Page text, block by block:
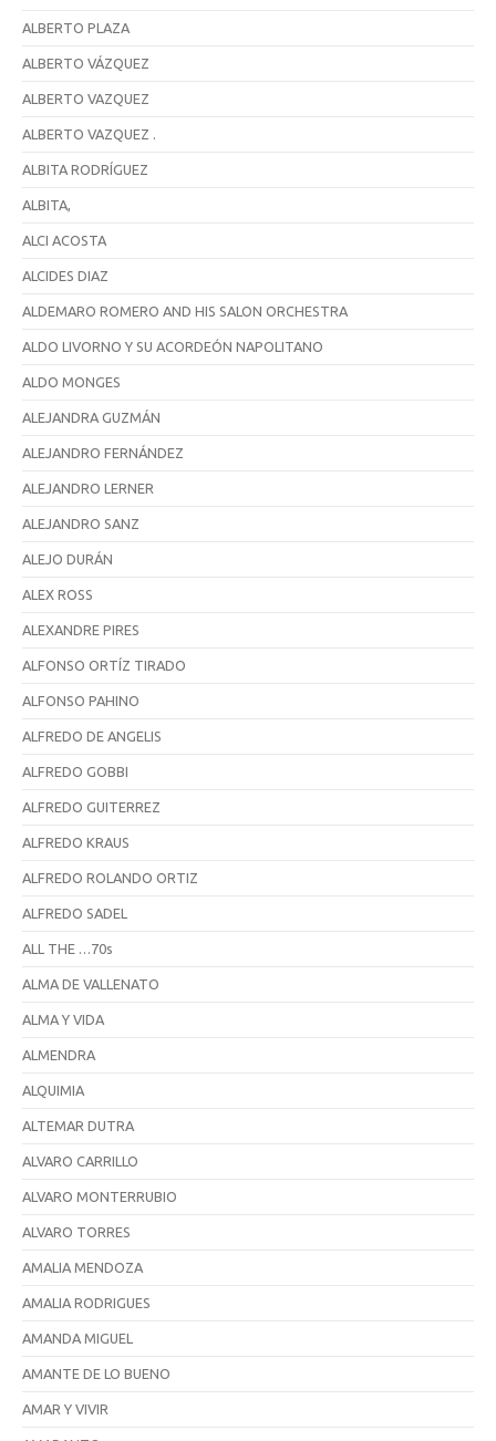
ALBERTO PLAZA
ALBERTO VÁZQUEZ
ALBERTO VAZQUEZ
ALBERTO VAZQUEZ .
ALBITA RODRÍGUEZ
ALBITA,
ALCI ACOSTA
ALCIDES DIAZ
ALDEMARO ROMERO AND HIS SALON ORCHESTRA
ALDO LIVORNO Y SU ACORDEÓN NAPOLITANO
ALDO MONGES
ALEJANDRA GUZMÁN
ALEJANDRO FERNÁNDEZ
ALEJANDRO LERNER
ALEJANDRO SANZ
ALEJO DURÁN
ALEX ROSS
ALEXANDRE PIRES
ALFONSO ORTÍZ TIRADO
ALFONSO PAHINO
ALFREDO DE ANGELIS
ALFREDO GOBBI
ALFREDO GUITERREZ
ALFREDO KRAUS
ALFREDO ROLANDO ORTIZ
ALFREDO SADEL
ALL THE …70s
ALMA DE VALLENATO
ALMA Y VIDA
ALMENDRA
ALQUIMIA
ALTEMAR DUTRA
ALVARO CARRILLO
ALVARO MONTERRUBIO
ALVARO TORRES
AMALIA MENDOZA
AMALIA RODRIGUES
AMANDA MIGUEL
AMANTE DE LO BUENO
AMAR Y VIVIR